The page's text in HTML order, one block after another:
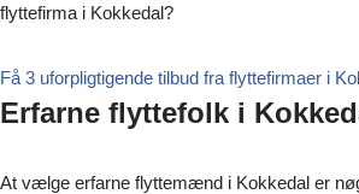
flyttefirma i Kokkedal?
Få 3 uforpligtigende tilbud fra flyttefirmaer i
Erfarne flyttefolk i
At vælge erfarne flyttemænd i Kokkedal er